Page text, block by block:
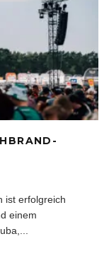
ist erfolgreich
einem